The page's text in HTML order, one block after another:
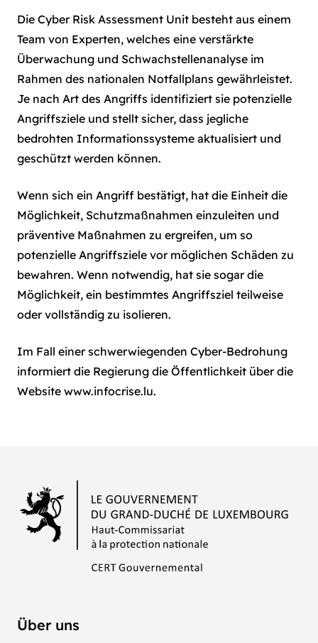
Die Cyber Risk Assessment Unit besteht aus einem
Team von Experten, welches eine verstärkte
Überwachung und Schwachstellenanalyse im
Rahmen des nationalen Notfallplans gewährleistet.
Je nach Art des Angriffs identifiziert sie potenzielle
Angriffsziele und stellt sicher, dass jegliche
bedrohten Informationssysteme aktualisiert und
geschützt werden können.
Wenn sich ein Angriff bestätigt, hat die Einheit die
Möglichkeit, Schutzmaßnahmen einzuleiten und
präventive Maßnahmen zu ergreifen, um so
potenzielle Angriffsziele vor möglichen Schäden zu
bewahren. Wenn notwendig, hat sie sogar die
Möglichkeit, ein bestimmtes Angriffsziel teilweise
oder vollständig zu isolieren.
Im Fall einer schwerwiegenden Cyber-Bedrohung
informiert die Regierung die Öffentlichkeit über die
Website www.infocrise.lu.
Über uns